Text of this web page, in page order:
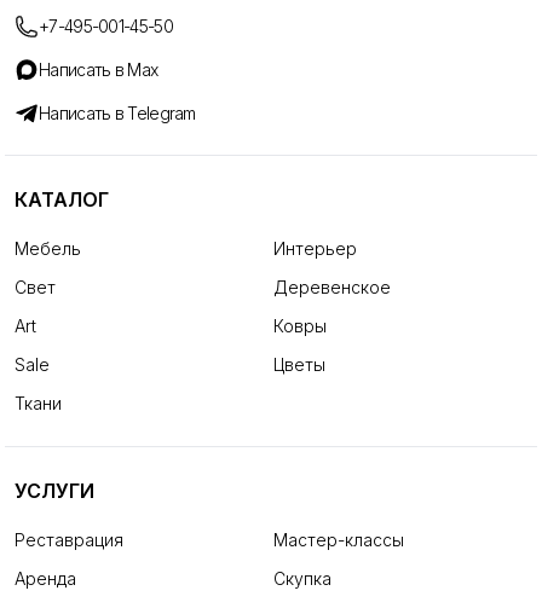
+7-495-001-45-50
Написать в Max
Написать в Telegram
КАТАЛОГ
Мебель
Интерьер
Свет
Деревенское
Art
Ковры
Sale
Цветы
Ткани
УСЛУГИ
Реставрация
Мастер-классы
Аренда
Скупка